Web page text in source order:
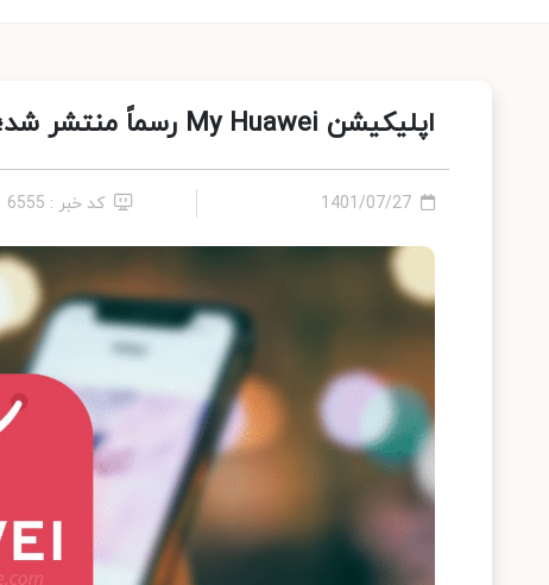
اپلیکیشن My Huawei رسماً منتشر شد؛ راهکار جامع هواوی برای نیازهای شما
1401/07/27 کد خبر : 6555